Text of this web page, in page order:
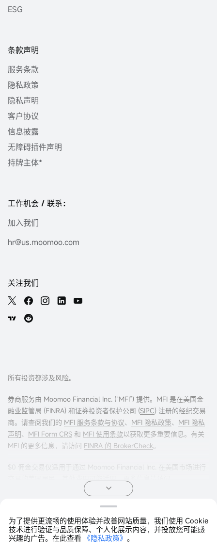
为了提供更流畅的使用体验并改善网站质量，我们使用 Cookie
技术进行验证与品质保障、个人化展示内容，并投放您可能感
兴趣的广告。在此查看 《隐私政策》 。
ESG
条款声明
服务条款
隐私政策
隐私声明
客户协议
信息披露
无障碍插件声明
持牌主体*
工作机会 / 联系：
加入我们
hr@us.moomoo.com
关注我们
所有投资都涉及风险。
券商服务由 Moomoo Financial Inc. (“MFI”) 提供。MFI 是在美国金
融业监管局 (FINRA) 和证券投资者保护公司 (SIPC) 注册的经纪交易
商。请查阅我们的 MFI 服务条款与协议、 MFI 隐私政策、 MFI 隐私
声明、 MFI Form CRS 和 MFI 使用条款以获取更多重要信息。有关
MFI 的更多信息，请访问 FINRA 的 BrokerCheck。
$0 佣金交易仅适用于通过 Moomoo Financial Inc. 在美国市场进行
交易的美国居民。其他费用可能适用。更多信息请访问
。
权交易策略之前，阅读《标准化期权的特征与风险》非常重要。期
权交易通常很复杂，并可能在相对较短的时间内导致损失全部投
Copyright © 2026 Moomoo Technologies Inc. 版权所有